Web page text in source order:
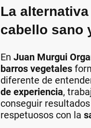
La
cabello sano
En Juan Murgui
barros vegetales
diferente de
de experiencia,
conseguir
respetuosos con la